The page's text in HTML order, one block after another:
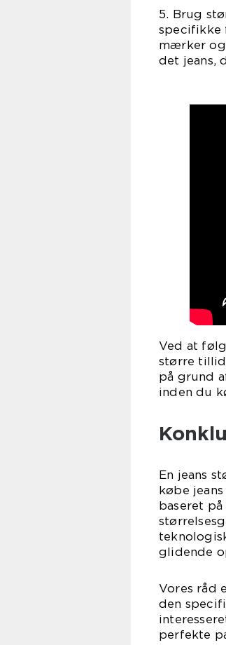
5. Brug
specifikke
mærker
det jeans,
Ved at
større
på grund
inden du
En jeans
købe
baseret
glidende
Vores råd
den
perfekte